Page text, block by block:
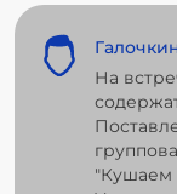
На
"Кушаем